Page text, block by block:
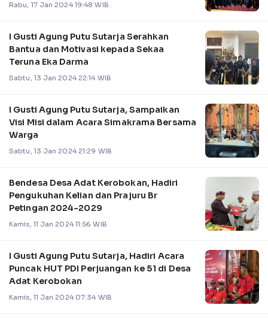
Rabu, 17 Jan 2024 19:48 WIB
I Gusti Agung Putu Sutarja Serahkan
Bantua dan Motivasi kepada Sekaa
Teruna Eka Darma
Sabtu, 13 Jan 2024 22:14 WIB
I Gusti Agung Putu Sutarja, Sampaikan
Visi Misi dalam Acara Simakrama Bersama
Warga
Sabtu, 13 Jan 2024 21:29 WIB
Bendesa Desa Adat Kerobokan, Hadiri
Pengukuhan Kelian dan Prajuru Br
Petingan 2024-2029
Kamis, 11 Jan 2024 11:56 WIB
I Gusti Agung Putu Sutarja, Hadiri Acara
Puncak HUT PDI Perjuangan ke 51 di Desa
Adat Kerobokan
Kamis, 11 Jan 2024 07:34 WIB